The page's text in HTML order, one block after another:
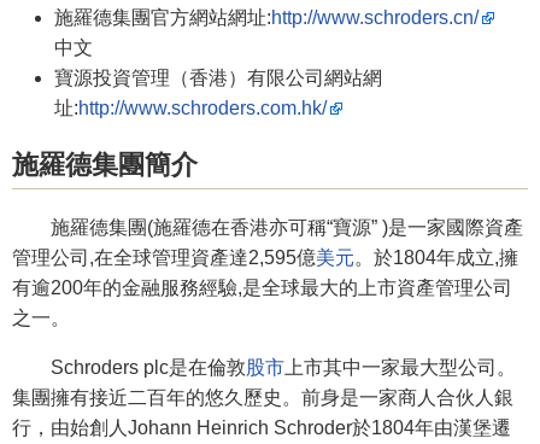
施羅德集團官方網站網址:http://www.schroders.cn/
中文
寶源投資管理（香港）有限公司網站網
址:http://www.schroders.com.hk/
施羅德集團簡介
施羅德集團(施羅德在香港亦可稱“寶源” )是一家國際資產
管理公司,在全球管理資產達2,595億美元。於1804年成立,擁
有逾200年的金融服務經驗,是全球最大的上市資產管理公司
之一。
Schroders plc是在倫敦股市 上市其中一家最大型公司。
集團擁有接近二百年的悠久歷史。前身是一家商人合伙人銀
行，由始創人Johann Heinrich Schroder於1804年由漢堡遷